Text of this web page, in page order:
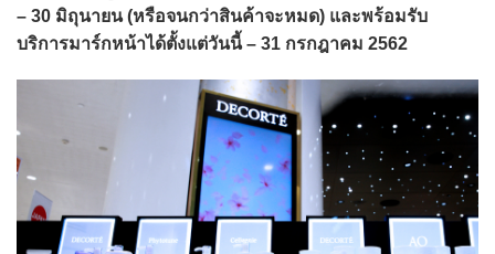
– 30 มิถุนายน (หรือจนกว่าสินค้าจะหมด) และพร้อมรับ
บริการมาร์กหน้าได้ตั้งแต่วันนี้ – 31 กรกฎาคม 2562